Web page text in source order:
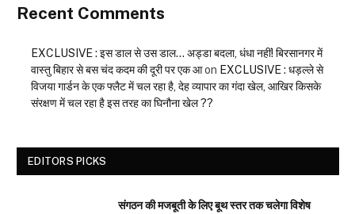
Recent Comments
EXCLUSIVE : इस डाल से उस डाल… अड्डा बदला, धंधा नहीं! बिरसानगर में
वास्तु बिहार से बस चंद कदम की दूरी पर एक आon EXCLUSIVE : धड़ल्ले से
विजया गार्डन के एक फ्लैट में चल रहा है, देह व्यापार का गंदा खेल, आखिर किसके
संरक्षण में चल रहा है इस तरह का घिनौना खेल ??
EDITORS PICKS
संगठन की मजबूती के लिए बूथ स्तर तक चलेगा विशेष